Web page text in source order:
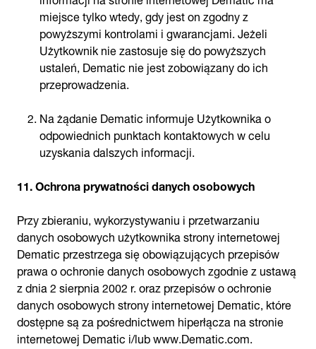
miejsce tylko wtedy, gdy jest on zgodny z
powyższymi kontrolami i gwarancjami. Jeżeli
Użytkownik nie zastosuje się do powyższych
ustaleń, Dematic nie jest zobowiązany do ich
przeprowadzenia.
Na żądanie Dematic informuje Użytkownika o
odpowiednich punktach kontaktowych w celu
uzyskania dalszych informacji.
11. Ochrona prywatności danych osobowych
Przy zbieraniu, wykorzystywaniu i przetwarzaniu
danych osobowych użytkownika strony internetowej
Dematic przestrzega się obowiązujących przepisów
prawa o ochronie danych osobowych zgodnie z ustawą
z dnia 2 sierpnia 2002 r. oraz przepisów o ochronie
danych osobowych strony internetowej Dematic, które
dostępne są za pośrednictwem hiperłącza na stronie
internetowej Dematic i/lub www.Dematic.com.